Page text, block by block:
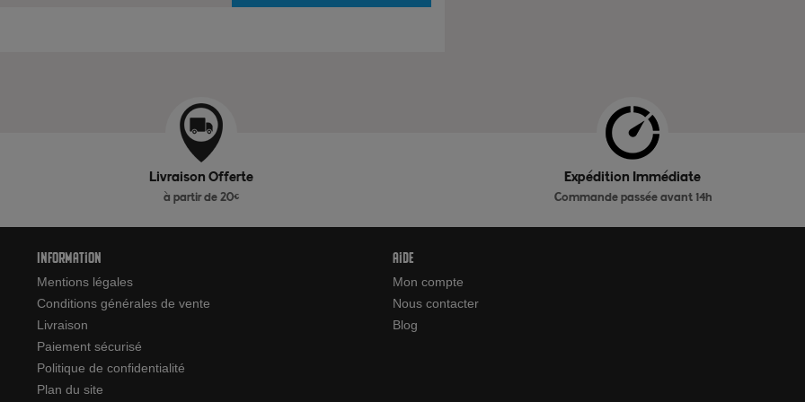
Livraison Offerte
à partir de 20€
Expédition Immédiate
Commande passée avant 14h
Information
Mentions légales
Conditions générales de vente
Livraison
Paiement sécurisé
Politique de confidentialité
Plan du site
Aide
Mon compte
Nous contacter
Blog